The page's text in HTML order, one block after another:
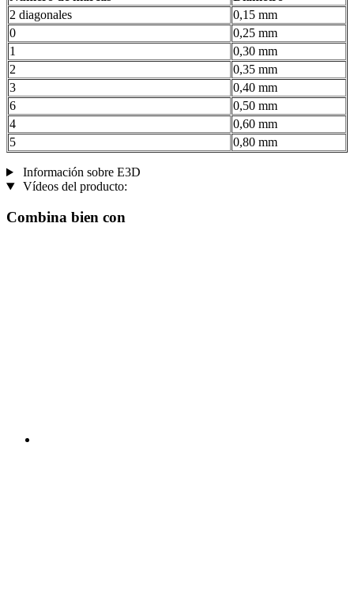
2 diagonales
0,15 mm
0
0,25 mm
1
0,30 mm
2
0,35 mm
3
0,40 mm
6
0,50 mm
4
0,60 mm
5
0,80 mm
Información sobre E3D
Vídeos del producto:
Combina bien con